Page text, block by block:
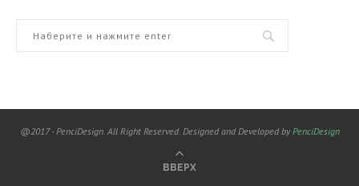
@2017 - PenciDesign. All Right Reserved. Designed and Developed byPenciDesign
ВВЕРХ